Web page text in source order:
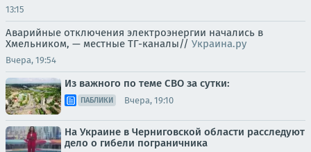
13:15
Аварийные отключения электроэнергии начались в
Хмельником, — местные ТГ-каналы// Украина.ру
Вчера, 19:54
Из важного по теме СВО за сутки:
ПАБЛИКИ Вчера, 19:10
На Украине в Черниговской области расследуют
дело о гибели пограничника